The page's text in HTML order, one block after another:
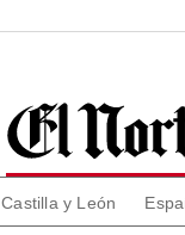
Castilla y León